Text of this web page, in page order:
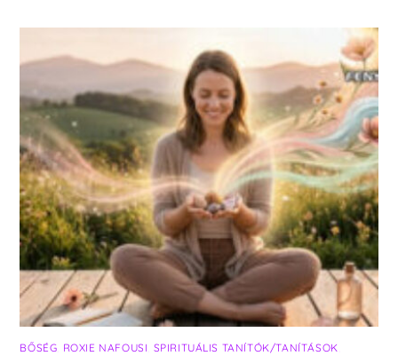
BŐSÉG ROXIE NAFOUSI SPIRITUÁLIS TANÍTÓK/TANÍTÁSOK